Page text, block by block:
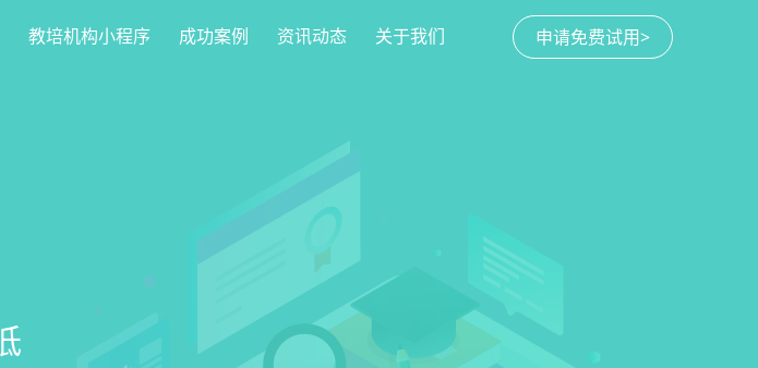
申请免费试用>
教培机构小程序 成功案例 资讯动态 关于我们